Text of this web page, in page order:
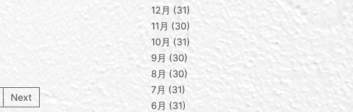
Next
12月
31
11月
30
10月
31
9月
30
8月 30
7月
31
6月
31